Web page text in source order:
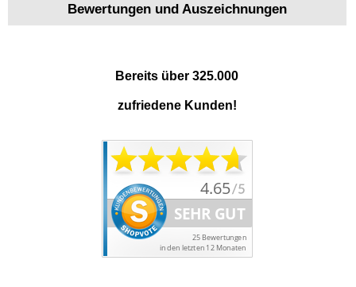
Bewertungen und Auszeichnungen
Bereits über 325.000
zufriedene Kunden!